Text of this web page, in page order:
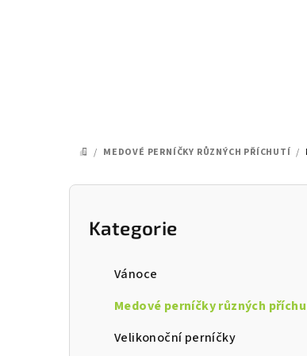
DOMŮ
/ MEDOVÉ PERNÍČKY RŮZNÝCH PŘÍCHUTÍ /
P
Přeskočit
kategorie
Kategorie
Vánoce
Medové perníčky různých
Velikonoční perníčky